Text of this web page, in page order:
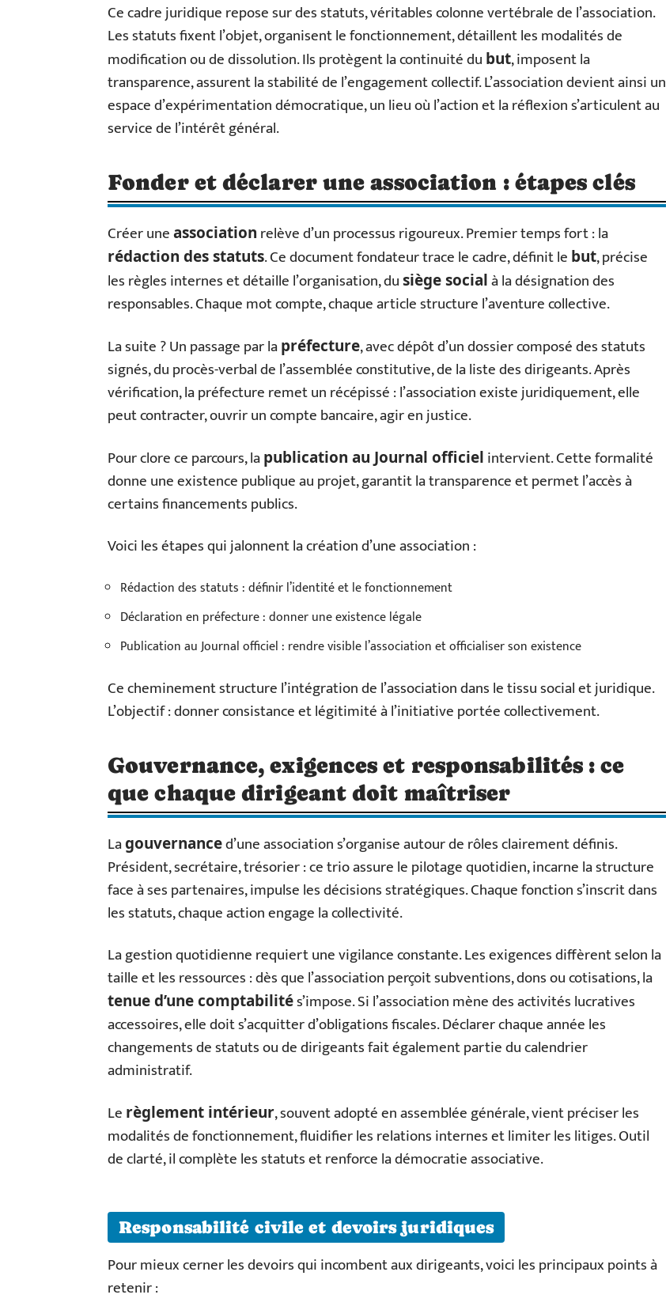
Ce cadre juridique repose sur des statuts, véritables colonne vertébrale de l’association.
Les statuts fixent l’objet, organisent le fonctionnement, détaillent les modalités de
modification ou de dissolution. Ils protègent la continuité du but, imposent la
transparence, assurent la stabilité de l’engagement collectif. L’association devient ainsi un
espace d’expérimentation démocratique, un lieu où l’action et la réflexion s’articulent au
service de l’intérêt général.
Fonder et déclarer une association : étapes clés
Créer uneassociation relève d’un processus rigoureux. Premier temps fort : la
rédaction des statuts. Ce document fondateur trace le cadre, définit le but, précise
les règles internes et détaille l’organisation, dusiège socialà la désignation des
responsables. Chaque mot compte, chaque article structure l’aventure collective.
La suite ? Un passage par lapréfecture, avec dépôt d’un dossier composé des statuts
signés, du procès-verbal de l’assemblée constitutive, de la liste des dirigeants. Après
vérification, la préfecture remet un récépissé : l’association existe juridiquement, elle
peut contracter, ouvrir un compte bancaire, agir en justice.
Pour clore ce parcours, lapublication au Journal officiel intervient. Cette formalité
donne une existence publique au projet, garantit la transparence et permet l’accès à
certains financements publics.
Voici les étapes qui jalonnent la création d’une association :
Rédaction des statuts : définir l’identité et le fonctionnement
Déclaration en préfecture : donner une existence légale
Publication au Journal officiel : rendre visible l’association et officialiser son existence
Ce cheminement structure l’intégration de l’association dans le tissu social et juridique.
L’objectif : donner consistance et légitimité à l’initiative portée collectivement.
Gouvernance, exigences et responsabilités : ce
que chaque dirigeant doit maîtriser
Lagouvernanced’une association s’organise autour de rôles clairement définis.
Président, secrétaire, trésorier : ce trio assure le pilotage quotidien, incarne la structure
face à ses partenaires, impulse les décisions stratégiques. Chaque fonction s’inscrit dans
les statuts, chaque action engage la collectivité.
La gestion quotidienne requiert une vigilance constante. Les exigences diffèrent selon la
taille et les ressources : dès que l’association perçoit subventions, dons ou cotisations, la
tenue d’une comptabilités’impose. Si l’association mène des activités lucratives
accessoires, elle doit s’acquitter d’obligations fiscales. Déclarer chaque année les
changements de statuts ou de dirigeants fait également partie du calendrier
administratif.
Le règlement intérieur, souvent adopté en assemblée générale, vient préciser les
modalités de fonctionnement, fluidifier les relations internes et limiter les litiges. Outil
de clarté, il complète les statuts et renforce la démocratie associative.
Responsabilité civile et devoirs juridiques
Pour mieux cerner les devoirs qui incombent aux dirigeants, voici les principaux points à
retenir :